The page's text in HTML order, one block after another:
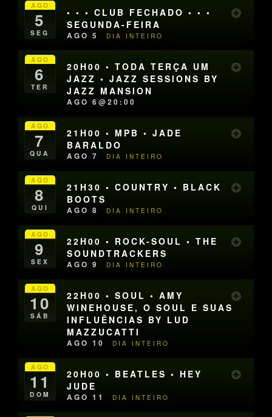
AGO
5
SEG
• • • CLUB FECHADO • • •
SEGUNDA-FEIRA
AGO 5 DIA INTEIRO
AGO
6
TER
20H00 • TODA TERÇA UM
JAZZ • JAZZ SESSIONS BY
JAZZ MANSION
AGO 6@20:00
AGO
7
QUA
21H00 • MPB • JADE
BARALDO
AGO 7 DIA INTEIRO
AGO
8
QUI
21H30 • COUNTRY • BLACK
BOOTS
AGO 8 DIA INTEIRO
AGO
9
SEX
22H00 • ROCK-SOUL • THE
SOUNDTRACKERS
AGO 9 DIA INTEIRO
AGO
10
SÁB
22H00 • SOUL • AMY
WINEHOUSE, O SOUL E SUAS
INFLUÊNCIAS BY LUD
MAZZUCATTI
AGO 10 DIA INTEIRO
AGO
11
DOM
20H00 • BEATLES • HEY
JUDE
AGO 11 DIA INTEIRO